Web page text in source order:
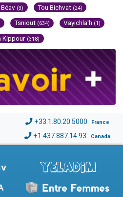
(3) Tou Bichvat (24)
Tsniout (634) Vayichla'h (1)
Kippour (318)
+33.1.80.20.5000 France
+1.437.887.14.93 Canada